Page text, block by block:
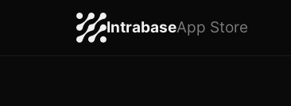
IntrabaseApp Store